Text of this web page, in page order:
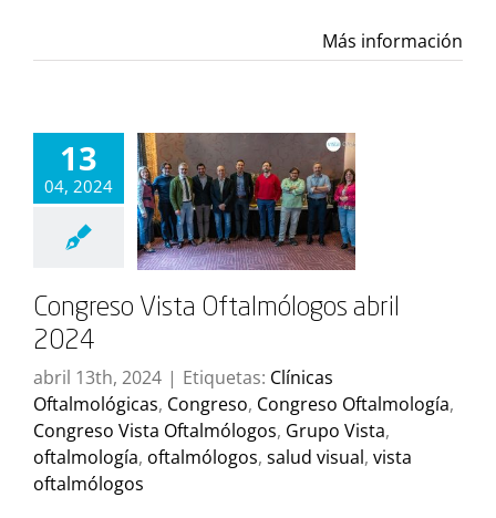
Más información
13
04, 2024
Congreso Vista Oftalmólogos abril
2024
abril 13th, 2024 | Etiquetas: Clínicas
Oftalmológicas, Congreso, Congreso Oftalmología,
Congreso Vista Oftalmólogos, Grupo Vista,
oftalmología, oftalmólogos, salud visual, vista
oftalmólogos